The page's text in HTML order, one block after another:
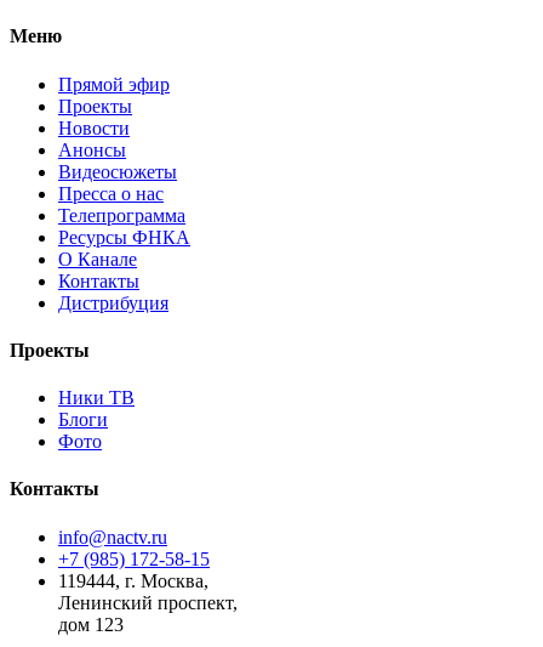
Меню
Прямой эфир
Проекты
Новости
Анонсы
Видеосюжеты
Пресса о нас
Телепрограмма
Ресурсы ФНКА
О Канале
Контакты
Дистрибуция
Проекты
Ники ТВ
Блоги
Фото
Контакты
info@nactv.ru
+7 (985) 172-58-15
119444, г. Москва,
Ленинский проспект,
дом 123